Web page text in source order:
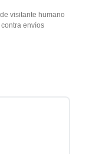
visitante humano
envíos